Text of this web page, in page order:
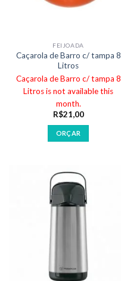
FEIJOADA
Caçarola de Barro c/ tampa 8
Litros
Caçarola de Barro c/ tampa 8
Litros is not available this
month.
R$21,00
ORÇAR